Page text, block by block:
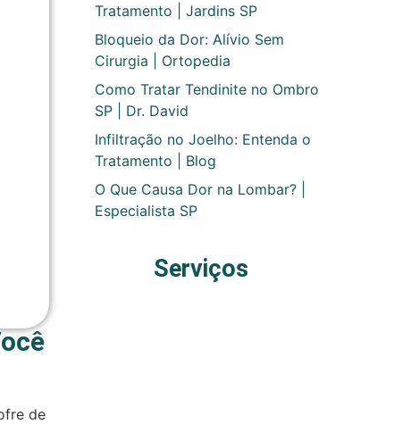
de
Tratamento | Jardins SP
Bloqueio da Dor: Alívio Sem
Cirurgia | Ortopedia
Como Tratar Tendinite no Ombro
SP | Dr. David
Infiltração no Joelho: Entenda o
Tratamento | Blog
O Que Causa Dor na Lombar? |
Especialista SP
Serviços